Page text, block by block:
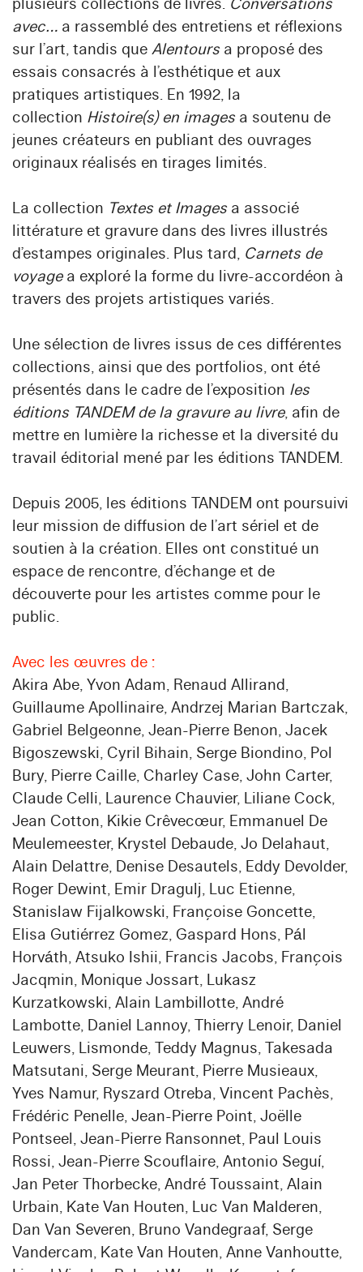
plusieurs collections de livres. Conversations
avec… a rassemblé des entretiens et réflexions
sur l’art, tandis que Alentoursa proposé des
essais consacrés à l’esthétique et aux
pratiques artistiques. En 1992, la
collection Histoire(s) en imagesa soutenu de
jeunes créateurs en publiant des ouvrages
originaux réalisés en tirages limités.
La collection Textes et Imagesa associé
littérature et gravure dans des livres illustrés
d’estampes originales. Plus tard, Carnets de
voyagea exploré la forme du livre-accordéon à
travers des projets artistiques variés.
Une sélection de livres issus de ces différentes
collections, ainsi que des portfolios, ont été
présentés dans le cadre de l’exposition les
éditions TANDEM de la gravure au livre, afin de
mettre en lumière la richesse et la diversité du
travail éditorial mené par les éditions TANDEM.
Depuis 2005, les éditions TANDEM ont poursuivi
leur mission de diffusion de l’art sériel et de
soutien à la création. Elles ont constitué un
espace de rencontre, d’échange et de
découverte pour les artistes comme pour le
public.
Avec les œuvres de :
Akira Abe, Yvon Adam, Renaud Allirand,
Guillaume Apollinaire, Andrzej Marian Bartczak,
Gabriel Belgeonne, Jean-Pierre Benon, Jacek
Bigoszewski, Cyril Bihain, Serge Biondino, Pol
Bury, Pierre Caille, Charley Case, John Carter,
Claude Celli, Laurence Chauvier, Liliane Cock,
Jean Cotton, Kikie Crêvecœur, Emmanuel De
Meulemeester, Krystel Debaude, Jo Delahaut,
Alain Delattre, Denise Desautels, Eddy Devolder,
Roger Dewint, Emir Dragulj, Luc Etienne,
Stanislaw Fijalkowski, Françoise Goncette,
Elisa Gutiérrez Gomez, Gaspard Hons, Pál
Horváth, Atsuko Ishii, Francis Jacobs, François
Jacqmin, Monique Jossart, Lukasz
Kurzatkowski, Alain Lambillotte, André
Lambotte, Daniel Lannoy, Thierry Lenoir, Daniel
Leuwers, Lismonde, Teddy Magnus, Takesada
Matsutani, Serge Meurant, Pierre Musieaux,
Yves Namur, Ryszard Otreba, Vincent Pachès,
Frédéric Penelle, Jean-Pierre Point, Joëlle
Pontseel, Jean-Pierre Ransonnet, Paul Louis
Rossi, Jean-Pierre Scouflaire, Antonio Seguí,
Jan Peter Thorbecke, André Toussaint, Alain
Urbain, Kate Van Houten, Luc Van Malderen,
Dan Van Severen, Bruno Vandegraaf, Serge
Vandercam, Kate Van Houten, Anne Vanhoutte,